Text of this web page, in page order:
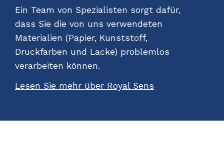
Ein Team von Spezialisten sorgt dafür,
dass Sie die von uns verwendeten
Materialien (Papier, Kunststoff,
Druckfarben und Lacke) problemlos
verarbeiten können.
Lesen Sie mehr über Royal Sens